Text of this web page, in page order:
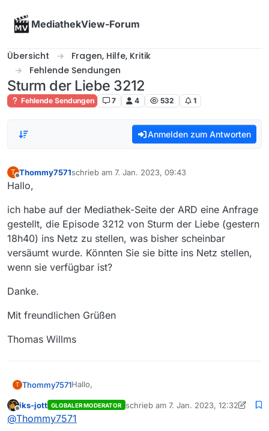
MediathekView-Forum
Übersicht
Fragen, Hilfe, Kritik
Fehlende Sendungen
Sturm der Liebe 3212
Fehlende Sendungen 7 4 532 1
Anmelden zum Antworten
T
Offline
Thommy7571schrieb am 7. Jan. 2023, 09:43
zuletzt editiert von
Hallo,
ich habe auf der Mediathek-Seite der ARD eine Anfrage
gestellt, die Episode 3212 von Sturm der Liebe (gestern
18h40) ins Netz zu stellen, was bisher scheinbar
versäumt wurde. Könnten Sie sie bitte ins Netz stellen,
wenn sie verfügbar ist?
Danke.
Mit freundlichen Grüßen
Thomas Willms
T Thommy7571Hallo,
ich habe auf der Mediathek-Seite der ARD eine
Anfrage gestellt, die Episode 3212 von Sturm der
Offline
iks-jott GLOBALER MODERATOR schrieb am 7. Jan. 2023, 12:32
zuletzt editiert von iks-jott1. Juli
@Thommy7571